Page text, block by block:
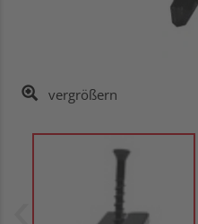
vergrößern